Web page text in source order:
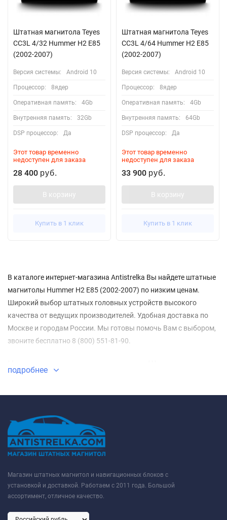
Штатная магнитола Teyes
CC3L 4/32 Hummer H2 E85
(2002-2007)
Версия системы: Android 10
Процессор: 8ядер
Оперативная память: 4Gb
Внутренняя память: 32Gb
DSP процессор: Да
Этот товар временно
недоступен для заказа
28 400 руб.
В корзину
Купить в 1 клик
Штатная магнитола Teyes
CC3L 4/64 Hummer H2 E85
(2002-2007)
Версия системы: Android 10
Процессор: 8ядер
Оперативная память: 4Gb
Внутренняя память: 64Gb
DSP процессор: Да
Этот товар временно
недоступен для заказа
33 900 руб.
В корзину
Купить в 1 клик
В каталоге интернет-магазина Antistrelka Вы найдете штатные
магнитолы Hummer H2 E85 (2002-2007) по низким ценам.
Широкий выбор штатных головных устройств высокого
качества от ведущих производителей. Удобная доставка по
Москве и городам России. Мы готовы помочь Вам с выбором,
звоните бесплатно 8 (800) 551-81-90.
магнитолы Hummer H2 E85 (2002-2007)
⇓ Какие Штатные магнитолы Hummer H2 E85 (2002-
ТОП-3 недорогих товаров из категории Штатные магнитолы
Hummer H2 E85 (2002-2007) - ✓
WiFi 2/32 Hummer H2 E85 (2002-2007)
магнитола Teyes CC3L 4/64 Hummer H2 E85 (2002-2007)
✔ Какие Штатные магнитолы Hummer H2 E85 (2002-
подробнее
Магазин штатных магнитол и навигационных блоков с
установкой и доставкой. Работаем с 2011 года. Большой
ассортимент, отличное качество.